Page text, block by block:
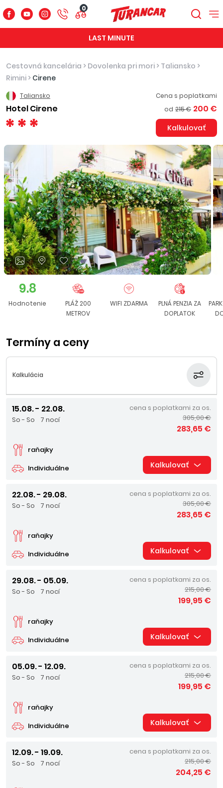
0
LAST MINUTE
Cestovná kancelária > Dovolenka pri mori > Taliansko >
Rimini > Cirene
Taliansko
Hotel Cirene
Cena s poplatkami
od 215 € 200 €
Kalkulovať
9.8
Hodnotenie
PLÁŽ 200
METROV
WIFI ZDARMA
PLNÁ PENZIA ZA
DOPLATOK
Termíny a ceny
Kalkulácia
15.08. - 22.08.
So - So 7 nocí
Individuálne
raňajky
cena s poplatkami za os.
305,00 €
283,65 €
Kalkulovať
22.08. - 29.08.
So - So 7 nocí
Individuálne
raňajky
cena s poplatkami za os.
305,00 €
283,65 €
Kalkulovať
29.08. - 05.09.
So - So 7 nocí
Individuálne
raňajky
cena s poplatkami za os.
215,00 €
199,95 €
Kalkulovať
05.09. - 12.09.
So - So 7 nocí
Individuálne
raňajky
cena s poplatkami za os.
215,00 €
199,95 €
Kalkulovať
12.09. - 19.09.
So - So 7 nocí
cena s poplatkami za os.
215,00 €
204,25 €